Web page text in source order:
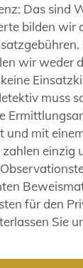
Das sind
bilden wir
wir weder
muss
mit
zahlen
für den
Sie